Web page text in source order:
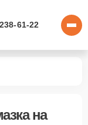
61-22
на